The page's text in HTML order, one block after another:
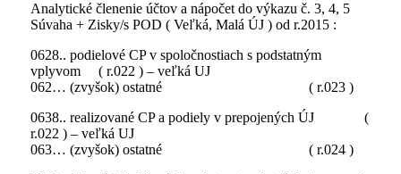
Analytické členenie účtov a nápočet do výkazu č. 3, 4, 5
Súvaha + Zisky/s POD ( Veľká, Malá ÚJ ) od r.2015 :
0628.. podielové CP v spoločnostiach s podstatným
vplyvom ( r.022 ) – veľká UJ
062… (zvyšok) ostatné ( r.023 )
0638.. realizované CP a podiely v prepojených ÚJ (
r.022 ) – veľká UJ
063… (zvyšok) ostatné ( r.024 )